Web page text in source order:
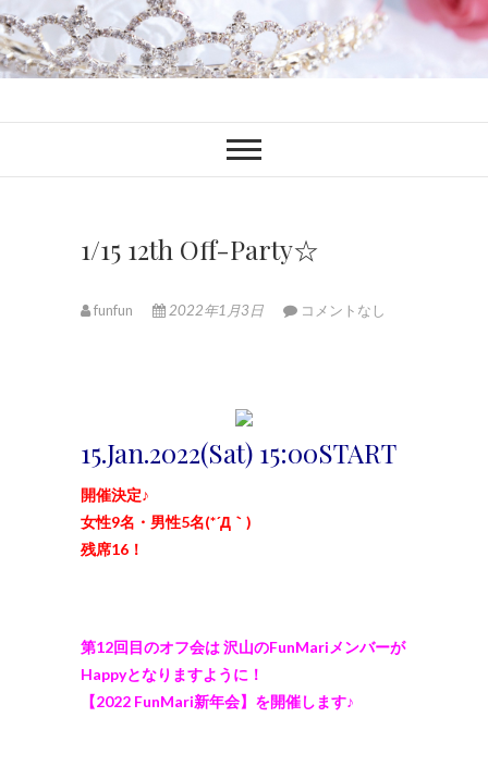
ファンブロ
1/15 12th Off-Party☆
funfun 2022年1月3日 コメントなし
15.Jan.2022(Sat) 15:00START
開催決定♪
女性9名・男性5名(*´Д｀)
残席16！
第12回目のオフ会は 沢山のFunMariメンバーが
Happyとなりますように！
【2022 FunMari新年会】を開催します♪